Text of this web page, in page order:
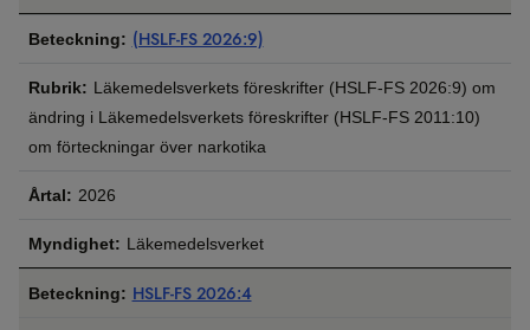
(HSLF-FS 2026:9)
Läkemedelsverkets föreskrifter (HSLF-FS 2026:9) om
ändring i Läkemedelsverkets föreskrifter (HSLF-FS 2011:10)
om förteckningar över narkotika
2026
Läkemedelsverket
HSLF-FS 2026:4